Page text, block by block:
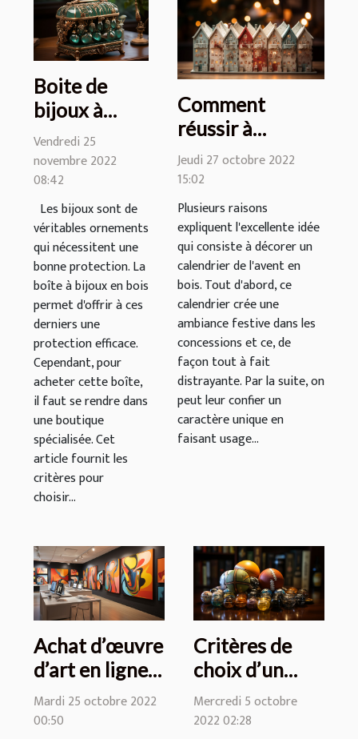
Boite de
bijoux à
bois : Bien
choisir la
boutique qui
vend cet
accessoire
Vendredi 25
novembre 2022
08:42
Les bijoux sont de
véritables ornements
qui nécessitent une
bonne protection. La
boîte à bijoux en bois
permet d'offrir à ces
derniers une
protection efficace.
Cependant, pour
acheter cette boîte,
il faut se rendre dans
une boutique
spécialisée. Cet
article fournit les
critères pour
choisir...
Comment
réussir à
décorer
convenablement
un calendrier de
l'avent en bois?
Jeudi 27 octobre 2022
15:02
Plusieurs raisons
expliquent l'excellente idée
qui consiste à décorer un
calendrier de l'avent en
bois. Tout d'abord, ce
calendrier crée une
ambiance festive dans les
concessions et ce, de
façon tout à fait
distrayante. Par la suite, on
peut leur confier un
caractère unique en
faisant usage...
Achat d’œuvre
d’art en ligne :
Nami Pop
Gallery, une
Mardi 25 octobre 2022
00:50
Critères de
choix d’un
bookmaker de
pari sportif
Mercredi 5 octobre
2022 02:28